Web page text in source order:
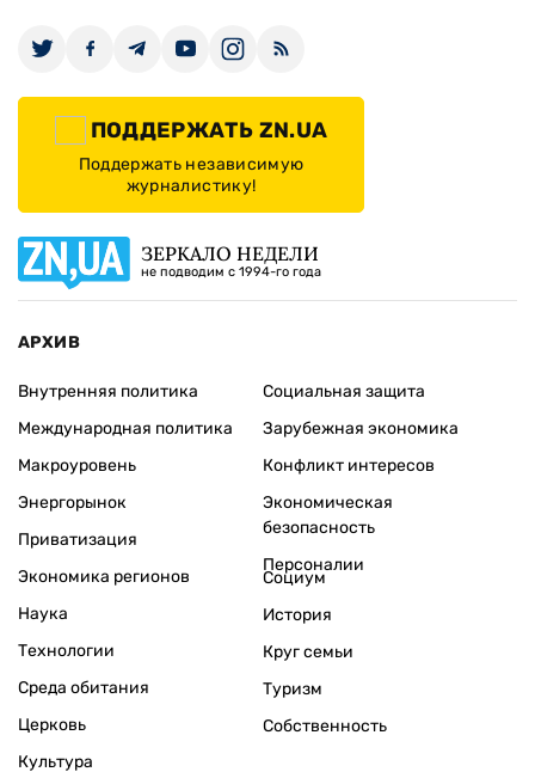
ПОДДЕРЖАТЬ ZN.UA
Поддержать независимую
журналистику!
ЗЕРКАЛО НЕДЕЛИ
не подводим с 1994-го года
АРХИВ
Внутренняя политика
Международная политика
Макроуровень
Энергорынок
Приватизация
Экономика регионов
Социальная защита
Зарубежная экономика
Конфликт интересов
Экономическая
безопасность
Персоналии
Наука
Технологии
Среда обитания
Церковь
Культура
Социум
История
Круг семьи
Туризм
Собственность